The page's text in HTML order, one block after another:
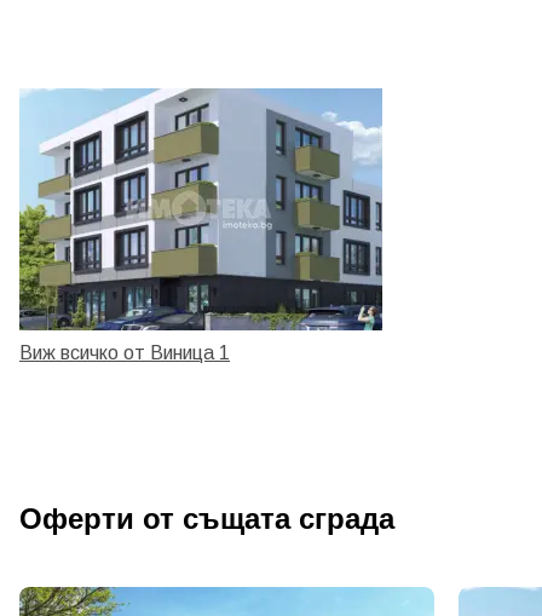
Виж всичко от Виница 1
Оферти от същата сграда